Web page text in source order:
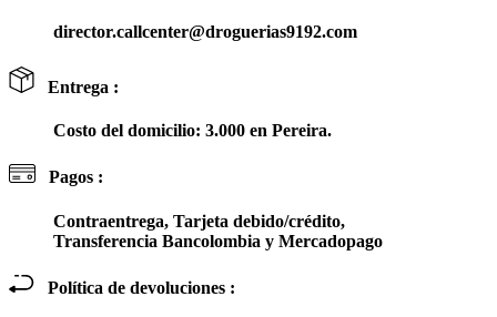
director.callcenter@droguerias9192.com
Entrega :
Costo del domicilio: 3.000 en Pereira.
Pagos :
Contraentrega, Tarjeta debido/crédito,
Transferencia Bancolombia y Mercadopago
Política de devoluciones :